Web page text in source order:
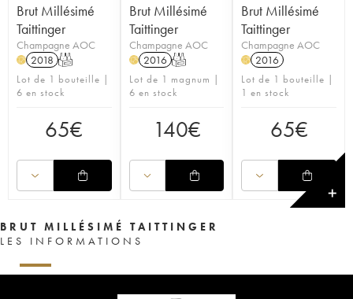
Brut Millésimé
Taittinger
Champagne AOC
H 2018 T
Lot de 1 bouteille |
6 en stock
65€
Brut Millésimé
Taittinger
Champagne AOC
H 2016 T
Lot de 1 magnum |
6 en stock
140€
Brut Millésimé
Taittinger
Champagne AOC
H 2016
Lot de 1 bouteille |
1 en stock
65€
✕
BRUT MILLÉSIMÉ TAITTINGER
LES INFORMATIONS